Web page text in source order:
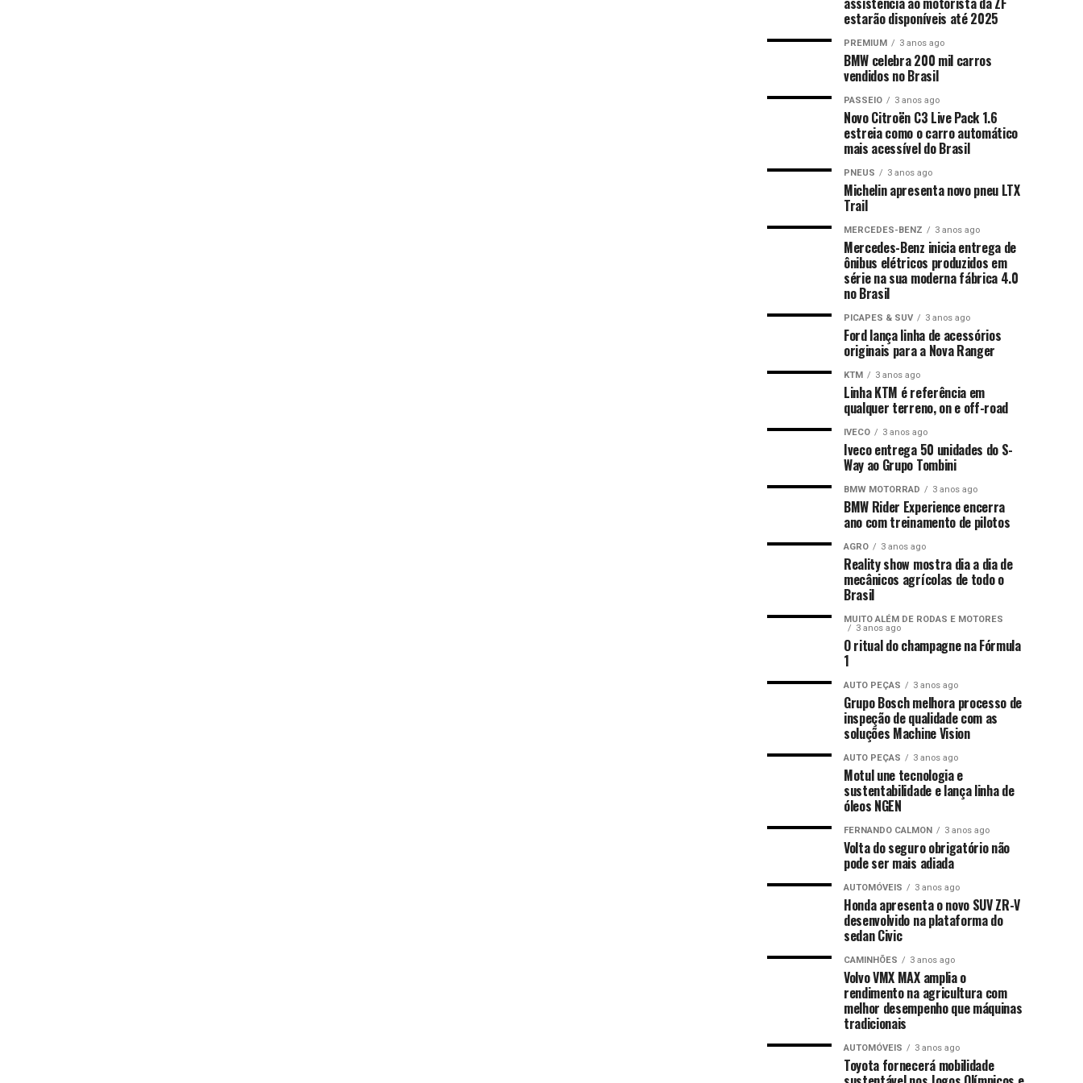
estarão disponíveis até 2025
PREMIUM 3 anos ago
BMW celebra 200 mil carros
vendidos no Brasil
PASSEIO 3 anos ago
Novo Citroën C3 Live Pack 1.6
estreia como o carro automático
mais acessível do Brasil
PNEUS 3 anos ago
Michelin apresenta novo pneu LTX
Trail
MERCEDES-BENZ 3 anos ago
Mercedes-Benz inicia entrega de
ônibus elétricos produzidos em
série na sua moderna fábrica 4.0
no Brasil
PICAPES & SUV 3 anos ago
Ford lança linha de acessórios
originais para a Nova Ranger
KTM 3 anos ago
Linha KTM é referência em
qualquer terreno, on e off-road
IVECO 3 anos ago
Iveco entrega 50 unidades do S-
Way ao Grupo Tombini
BMW MOTORRAD 3 anos ago
BMW Rider Experience encerra
ano com treinamento de pilotos
AGRO 3 anos ago
Reality show mostra dia a dia de
mecânicos agrícolas de todo o
Brasil
MUITO ALÉM DE RODAS E MOTORES
3 anos ago
O ritual do champagne na Fórmula
1
AUTO PEÇAS 3 anos ago
Grupo Bosch melhora processo de
inspeção de qualidade com as
soluções Machine Vision
AUTO PEÇAS 3 anos ago
Motul une tecnologia e
sustentabilidade e lança linha de
óleos NGEN
FERNANDO CALMON 3 anos ago
Volta do seguro obrigatório não
pode ser mais adiada
AUTOMÓVEIS 3 anos ago
Honda apresenta o novo SUV ZR-V
desenvolvido na plataforma do
sedan Civic
CAMINHÕES 3 anos ago
Volvo VMX MAX amplia o
rendimento na agricultura com
melhor desempenho que máquinas
tradicionais
AUTOMÓVEIS 3 anos ago
Toyota fornecerá mobilidade